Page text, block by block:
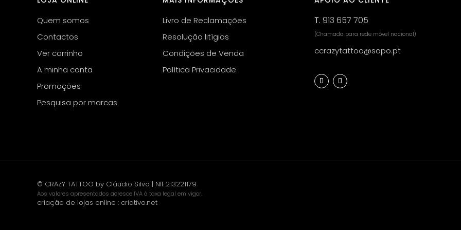
Quem somos
Contactos
Ver carrinho
A minha conta
Promoções
Pesquisa por marcas
Livro de Reclamações
Resolução litígios
Condições de Venda
Política Privacidade
T. 913 657 705
(Chamada para rede móvel nacional)
ccrazytattoo@sapo.pt
© CRAZY TATTOO by Cláudio Silva | NIF:213221179
Aos valores apresentados acresce IVA à taxa legal em vigor.
criação de lojas online : criativo.net